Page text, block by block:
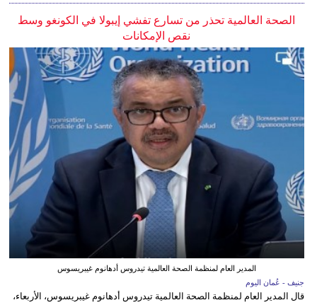
الصحة العالمية تحذر من تسارع تفشي إيبولا في الكونغو وسط
نقص الإمكانات
المدير العام لمنظمة الصحة العالمية تيدروس أدهانوم غيبريسوس
جنيف - عُمان اليوم
قال المدير العام لمنظمة الصحة العالمية تيدروس أدهانوم غيبريسوس، الأربعاء،